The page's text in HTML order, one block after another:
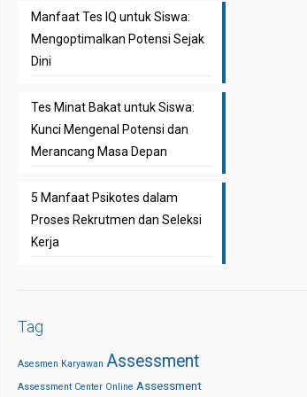
Manfaat Tes IQ untuk Siswa:
Mengoptimalkan Potensi Sejak
Dini
Tes Minat Bakat untuk Siswa:
Kunci Mengenal Potensi dan
Merancang Masa Depan
5 Manfaat Psikotes dalam
Proses Rekrutmen dan Seleksi
Kerja
Tag
Asesmen Karyawan Assessment
Assessment Center Online Assessment